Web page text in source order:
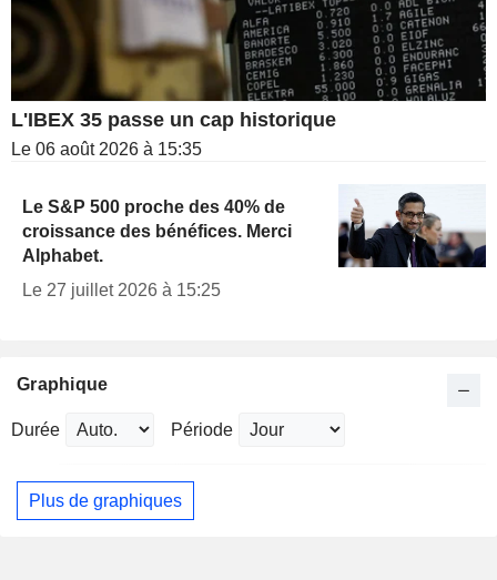
L'IBEX 35 passe un cap historique
Le 06 août 2026 à 15:35
Le S&P 500 proche des 40% de
croissance des bénéfices. Merci
Alphabet.
Le 27 juillet 2026 à 15:25
Graphique
Durée Période
Plus de graphiques